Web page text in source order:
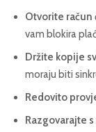
Otvorite
vam blokira
Držite kopije
moraju biti
Redovito
Razgovarajte